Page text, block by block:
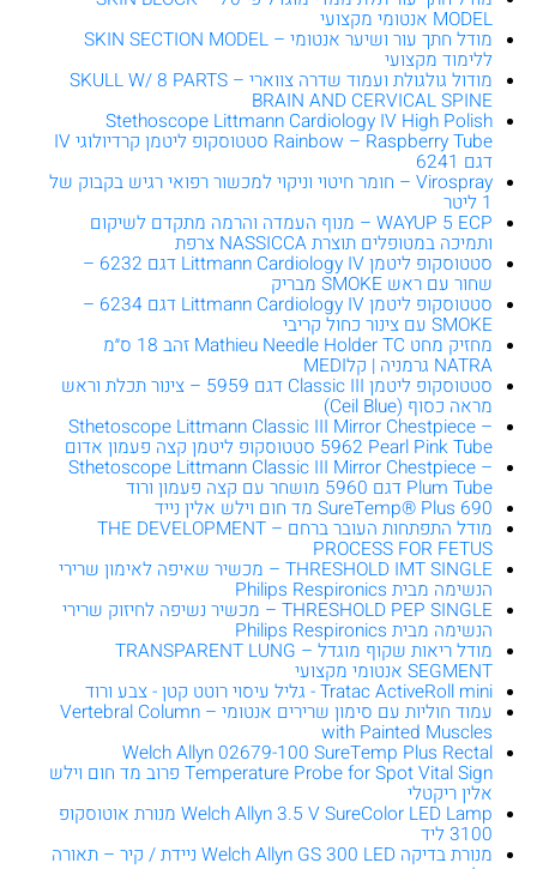
MODEL אנטומי מקצועי
מודל חתך עור ושיער אנטומי – SKIN SECTION MODEL
ללימוד מקצועי
מודול גולגולת ועמוד שדרה צווארי – SKULL W/ 8 PARTS
BRAIN AND CERVICAL SPINE
Stethoscope Littmann Cardiology IV High Polish
Rainbow – Raspberry Tube סטטוסקופ ליטמן קרדיולוגי IV
דגם 6241
Virospray – חומר חיטוי וניקוי למכשור רפואי רגיש בקבוק של
1 ליטר
WAYUP 5 ECP – מנוף העמדה והרמה מתקדם לשיקום
ותמיכה במטופלים תוצרת NASSICCA צרפת
סטטוסקופ ליטמן Littmann Cardiology IV דגם 6232 –
שחור עם ראש SMOKE מבריק
סטטוסקופ ליטמן Littmann Cardiology IV דגם 6234 –
SMOKE עם צינור כחול קריבי
מחזיק מחט Mathieu Needle Holder TC זהב 18 ס״מ
NATRA גרמניה | קלMEDI
סטטוסקופ ליטמן Classic III דגם 5959 – צינור תכלת וראש
מראה כסוף (Ceil Blue)
Sthetoscope Littmann Classic III Mirror Chestpiece –
5962 Pearl Pink Tube סטטוסקופ ליטמן קצה פעמון אדום
Sthetoscope Littmann Classic III Mirror Chestpiece –
Plum Tube דגם 5960 מושחר עם קצה פעמון ורוד
SureTemp® Plus 690 מד חום וילש אלין נייד
מודל התפתחות העובר ברחם – THE DEVELOPMENT
PROCESS FOR FETUS
THRESHOLD IMT SINGLE – מכשיר שאיפה לאימון שרירי
הנשימה מבית Philips Respironics
THRESHOLD PEP SINGLE – מכשיר נשיפה לחיזוק שרירי
הנשימה מבית Philips Respironics
מודל ריאות שקוף מוגדל – TRANSPARENT LUNG
SEGMENT אנטומי מקצועי
Tratac ActiveRoll mini - גליל עיסוי רוטט קטן - צבע ורוד
עמוד חוליות עם סימון שרירים אנטומי – Vertebral Column
with Painted Muscles
Welch Allyn 02679-100 SureTemp Plus Rectal
Temperature Probe for Spot Vital Sign פרוב מד חום וילש
אלין ריקטלי
Welch Allyn 3.5 V SureColor LED Lamp מנורת אוטוסקופ
3100 ליד
מנורת בדיקה Welch Allyn GS 300 LED ניידת / קיר – תאורה